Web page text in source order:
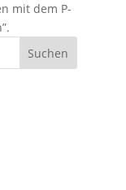
mit dem P-